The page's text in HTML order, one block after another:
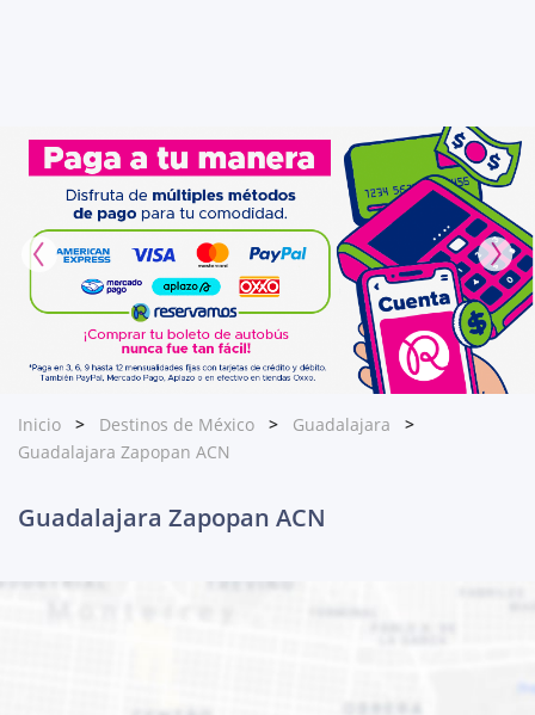
Inicio Destinos de México
Guadalajara
Guadalajara Zapopan ACN
Guadalajara Zapopan ACN